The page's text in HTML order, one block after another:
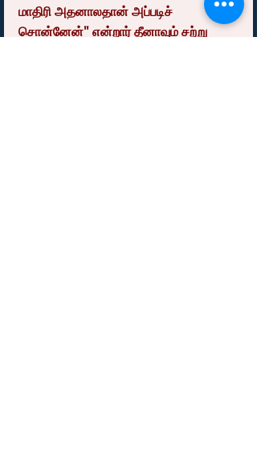
மாதிரி அதனாலதான் அப்படிச்
சொன்னேன்" என்றார் தீனாவும் சற்று